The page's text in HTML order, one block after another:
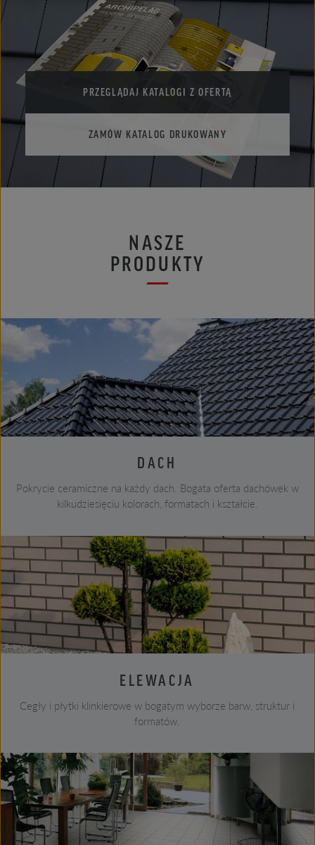
PRZEGLĄDAJ KATALOGI Z OFERTĄ
ZAMÓW KATALOG DRUKOWANY
NASZE
PRODUKTY
DACH
Pokrycie ceramiczne na każdy dach. Bogata oferta dachówek w
kilkudziesięciu kolorach, formatach i kształcie.
ELEWACJA
Cegły i płytki klinkierowe w bogatym wyborze barw, struktur i
formatów.